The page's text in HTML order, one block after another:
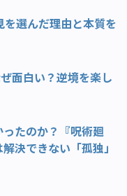
を選んだ理由と本質を
面白い？逆境を楽し
たのか？『呪術廻
決できない「孤独」